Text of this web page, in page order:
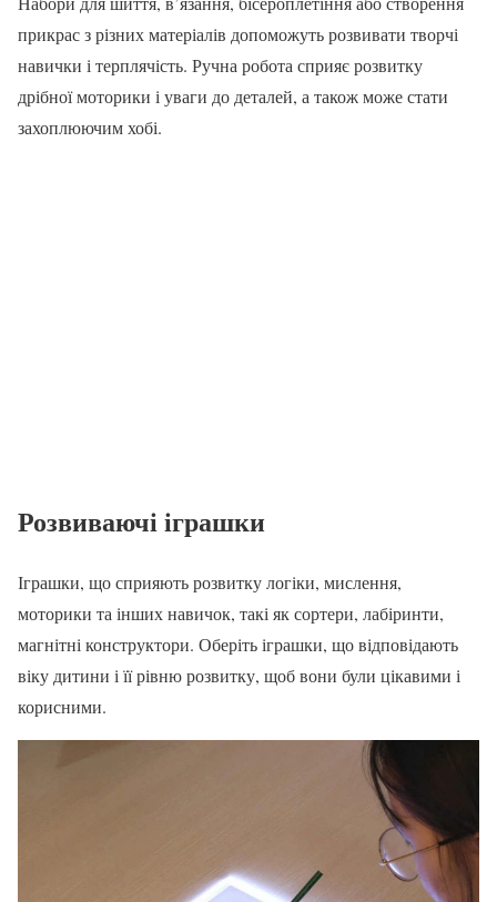
прикрас з різних матеріалів допоможуть розвивати творчі
навички і терплячість. Ручна робота сприяє розвитку
дрібної моторики і уваги до деталей, а також може стати
захоплюючим хобі.
Розвиваючі іграшки
Іграшки, що сприяють розвитку логіки, мислення,
моторики та інших навичок, такі як сортери, лабіринти,
магнітні конструктори. Оберіть іграшки, що відповідають
віку дитини і її рівню розвитку, щоб вони були цікавими і
корисними.